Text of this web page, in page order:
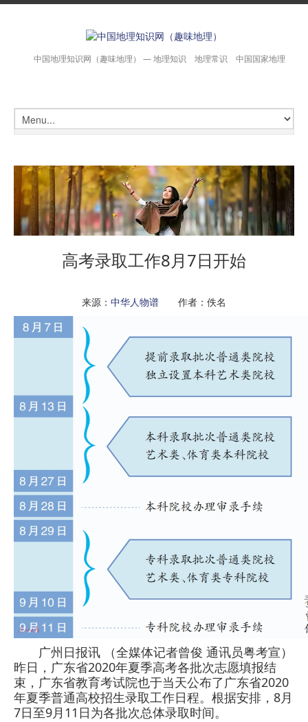
中国地理知识网（趣味地理） — 地理知识 地理常识 中国国家地理
高考录取工作8月7日开始
来源： 中华人物谱 作者：佚名
广州日报讯 （全媒体记者曾俊 通讯员粤考宣）
昨日，广东省2020年夏季高考各批次志愿填报结
束，广东省教育考试院也于当天公布了广东省2020
年夏季普通高校招生录取工作日程。根据安排，8月
7日至9月11日为各批次总体录取时间。